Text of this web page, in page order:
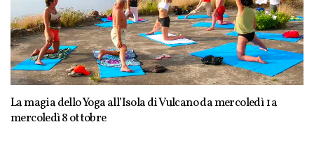
La magia dello Yoga all’Isola di Vulcano da mercoledì 1 a
mercoledì 8 ottobre